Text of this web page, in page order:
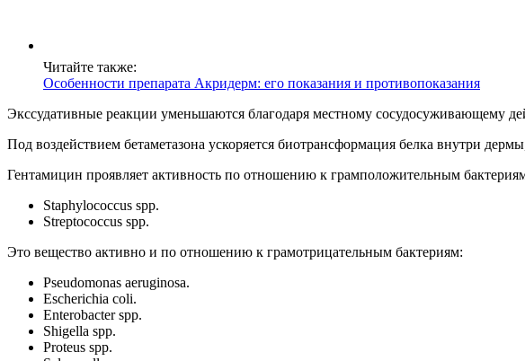
Читайте также:
Особенности препарата Акридерм: его показания и противопоказания
Экссудативные реакции уменьшаются благодаря местному сосудосуживающему
Под воздействием бетаметазона ускоряется биотрансформация белка внутри
Гентамицин проявляет активность по отношению к грамположительным
Staphylococcus spp.
Streptococcus spp.
Это вещество активно и по отношению к грамотрицательным бактериям:
Pseudomonas aeruginosa.
Escherichia coli.
Enterobacter spp.
Shigella spp.
Proteus spp.